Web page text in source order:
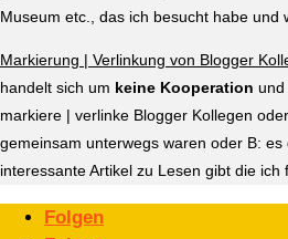
Museum etc., das ich besucht habe und
Markierung | Verlinkung von Blogger
handelt sich um keine Kooperation
markiere | verlinke Blogger Kollegen
gemeinsam unterwegs waren oder B:
interessante Artikel zu Lesen gibt die ich
Folgen